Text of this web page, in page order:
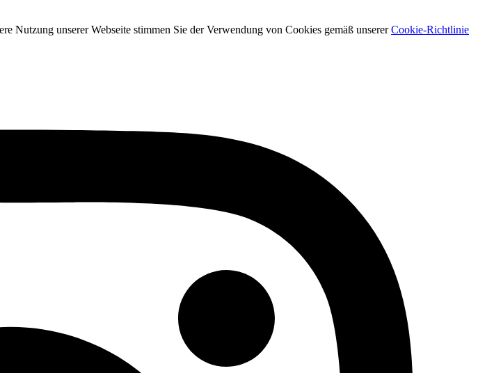
Nutzung unserer Webseite stimmen Sie der Verwendung von Cookies gemäß unsererCookie-Richtlinie